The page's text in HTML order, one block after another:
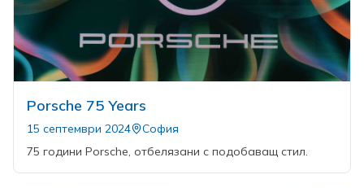
Porsche 75 Years
15 септември 2024
София
75 години Porsche, отбелязани с подобаващ стил.